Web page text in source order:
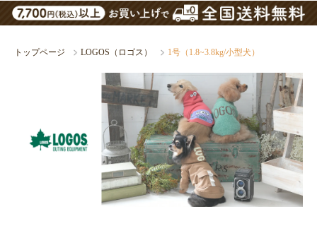
トップページ LOGOS（ロゴス） 1号（1.8~3.8kg/小型犬）